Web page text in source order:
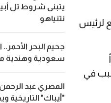
تابع لرئيس
في
يتبنى شروط تل
نتنياهو
جحيم البحر
سعودية وهندية
المصري عبد
"أيباك"